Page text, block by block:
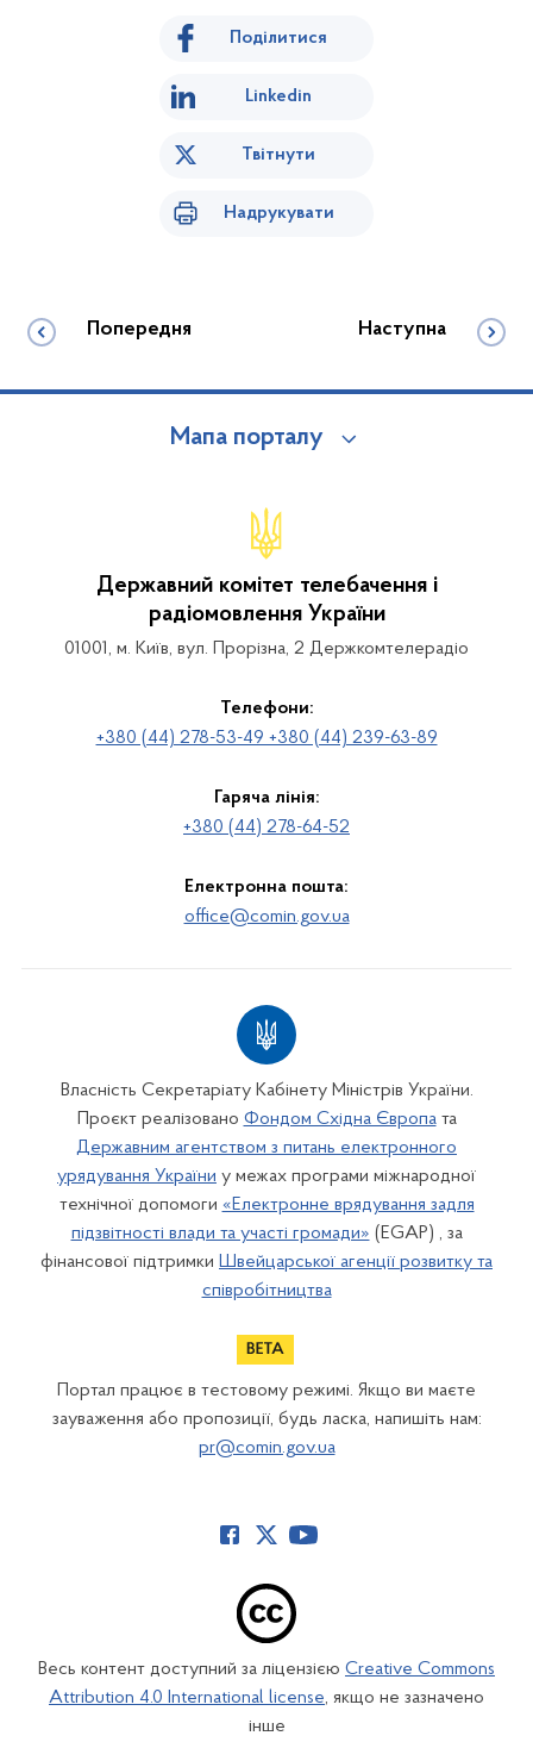
Поділитися
Linkedin
Твітнути
Надрукувати
Попередня Наступна
Мапа порталу
Державний комітет телебачення і
радіомовлення України
01001, м. Київ, вул. Прорізна, 2 Держкомтелерадіо
Телефони:
+380 (44) 278-53-49 +380 (44) 239-63-89
Гаряча лінія:
+380 (44) 278-64-52
Електронна пошта:
office@comin.gov.ua
Власність Секретаріату Кабінету Міністрів України.
Проєкт реалізовано Фондом Східна Європата
Державним агентством з питань електронного
урядування України у межах програми міжнародної
технічної допомоги «Електронне врядування задля
підзвітності влади та участі громади» (EGAP) , за
фінансової підтримки Швейцарської агенції розвитку та
співробітництва
Портал працює в тестовому режимі. Якщо ви маєте
зауваження або пропозиції, будь ласка, напишіть нам:
pr@comin.gov.ua
Весь контент доступний за ліцензією Creative Commons
Attribution 4.0 International license, якщо не зазначено
інше